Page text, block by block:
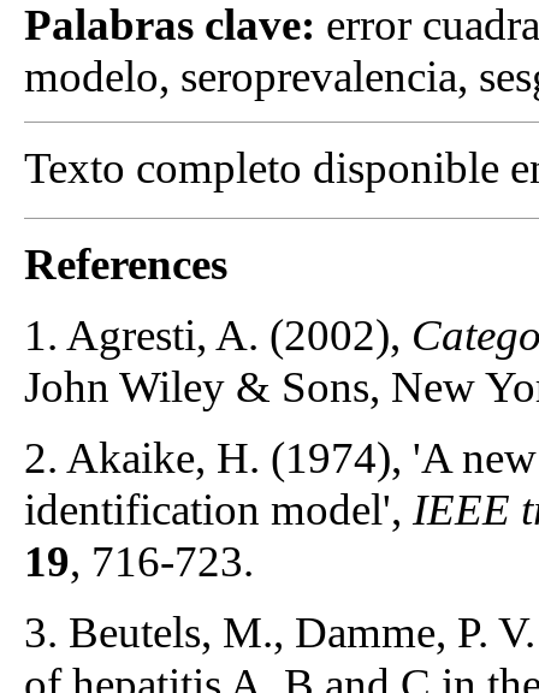
Palabras clave: error
modelo, seroprevalencia,
Texto completo disponible
References
1. Agresti, A. (2002),
John Wiley & Sons, New
2. Akaike, H. (1974), 'A
identification model', IEEE
19, 716-723.
3. Beutels, M., Damme, P.